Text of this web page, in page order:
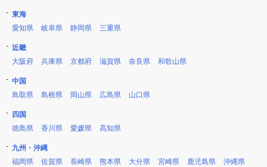
東海
愛知県
岐阜県 静岡県 三重県
近畿
大阪府
兵庫県 京都府 滋賀県 奈良県 和歌山県
中国
鳥取県
島根県 岡山県 広島県 山口県
四国
徳島県
香川県 愛媛県 高知県
九州・沖縄
福岡県
佐賀県 長崎県 熊本県 大分県 宮崎県 鹿児島県 沖縄県